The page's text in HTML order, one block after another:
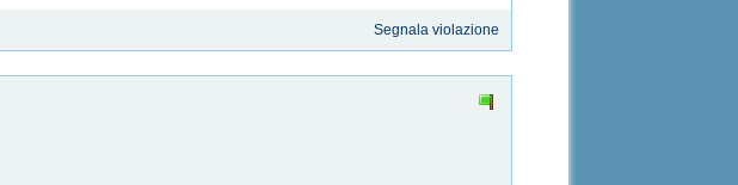
Segnala violazione